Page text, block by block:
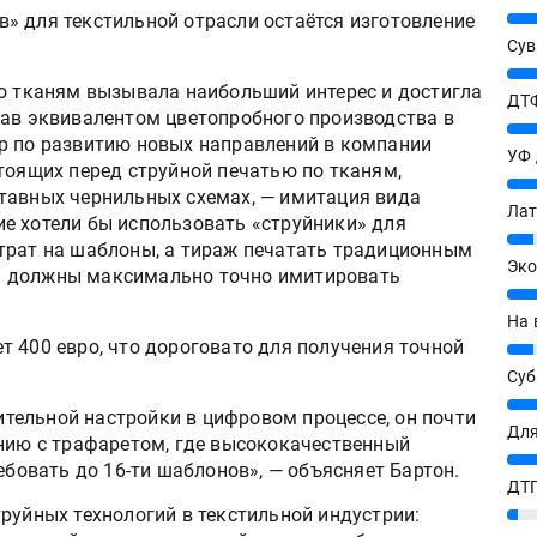
текстильной отрасли остаётся изготовление
тканям вызывала наибольший интерес и достигла
эквивалентом цветопробного производства в
развитию новых направлений в компании
перед струйной печатью по тканям,
чернильных схемах, — имитация вида
хотели бы использовать «струйники» для
на шаблоны, а тираж печатать традиционным
максимально точно имитировать
400 евро, что дороговато для получения точной
настройки в цифровом процессе, он почти
с трафаретом, где высококачественный
до 16-ти шаблонов», — объясняет Бартон.
технологий в текстильной индустрии:
25%
27%
20%
УФ
20%
7%
12%
На
7%
8%
10%
3%